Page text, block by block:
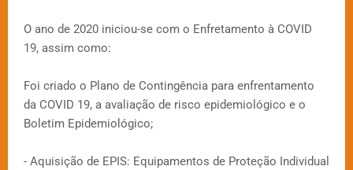
O ano de 2020 iniciou-se com o Enfretamento à COVID
19, assim como:
Foi criado o Plano de Contingência para enfrentamento
da COVID 19, a avaliação de risco epidemiológico e o
Boletim Epidemiológico;
- Aquisição de EPIS: Equipamentos de Proteção Individual